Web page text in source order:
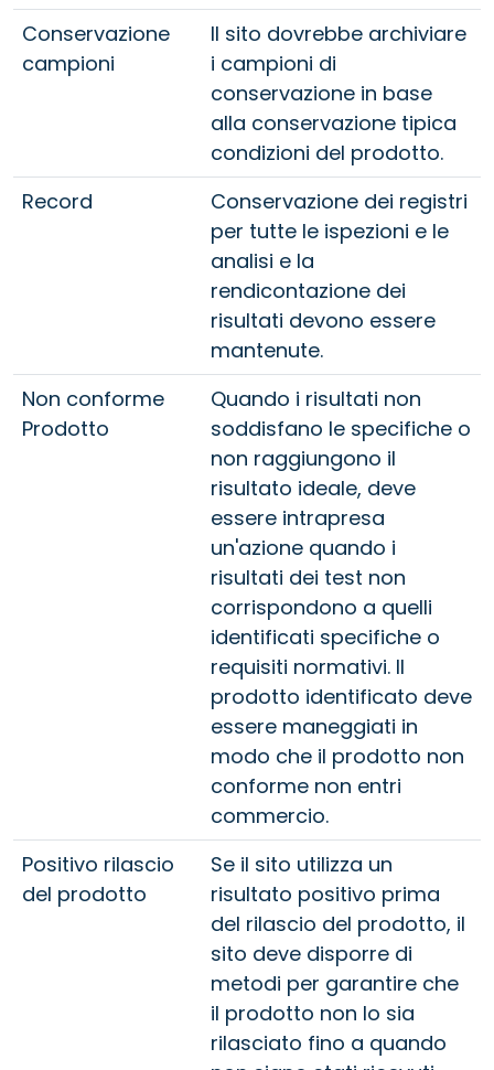
Conservazione
campioni
Il sito dovrebbe archiviare
i campioni di
conservazione in base
alla conservazione tipica
condizioni del prodotto.
Record
Conservazione dei registri
per tutte le ispezioni e le
analisi e la
rendicontazione dei
risultati devono essere
mantenute.
Non conforme
Prodotto
Quando i risultati non
soddisfano le specifiche o
non raggiungono il
risultato ideale, deve
essere intrapresa
un'azione quando i
risultati dei test non
corrispondono a quelli
identificati specifiche o
requisiti normativi. Il
prodotto identificato deve
essere maneggiati in
modo che il prodotto non
conforme non entri
commercio.
Positivo rilascio
del prodotto
Se il sito utilizza un
risultato positivo prima
del rilascio del prodotto, il
sito deve disporre di
metodi per garantire che
il prodotto non lo sia
rilasciato fino a quando